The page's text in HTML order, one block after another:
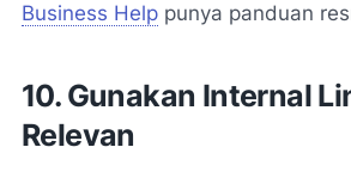
Business Help punya panduan
10. Gunakan Internal
Relevan